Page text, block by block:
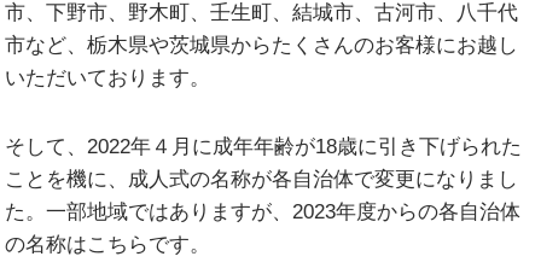
市、下野市、 野木町、壬生町、結城市、古河市、 八千代
市など、栃木県や茨城県からたくさんのお客様にお越し
いただいております。
そして、2022年４月に成年年齢が18歳に引き下げられた
ことを機に、成人式の名称が各自治体で変更になりまし
た。一部地域ではありますが、2023年度からの各自治体
の名称はこちらです。